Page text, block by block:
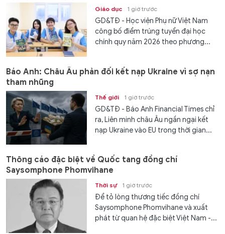
Giáo dục 1 giờ trước
GD&TĐ - Học viện Phụ nữ Việt Nam
công bố điểm trúng tuyển đại học
chính quy năm 2026 theo phương...
Báo Anh: Châu Âu phản đối kết nạp Ukraine vì sợ nạn
tham nhũng
Thế giới 1 giờ trước
GD&TĐ - Báo Anh Financial Times chỉ
ra, Liên minh châu Âu ngần ngại kết
nạp Ukraine vào EU trong thời gian...
Thông cáo đặc biệt về Quốc tang đồng chí
Saysomphone Phomvihane
Thời sự 1 giờ trước
Để tỏ lòng thương tiếc đồng chí
Saysomphone Phomvihane và xuất
phát từ quan hệ đặc biệt Việt Nam -...